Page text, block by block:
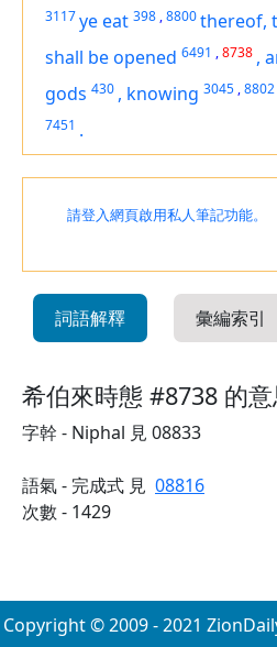
3117ye eat 398 ,8800thereof,
shall be opened 6491 ,8738 ,
gods 430 , knowing 3045 ,8802
7451 .
請登入網頁啟用私人筆記功能。
詞語解釋 彙編索引
希伯來時態 #8738 的
字幹 - Niphal 見 08833
語氣 - 完成式 見 08816
次數 - 1429
Copyright © 2009 - 2021